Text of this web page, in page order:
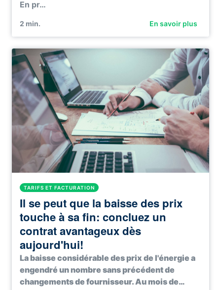
En pr…
2 min. En savoir plus
TARIFS ET FACTURATION
Il se peut que la baisse des prix
touche à sa fin: concluez un
contrat avantageux dès
aujourd'hui!
La baisse considérable des prix de l'énergie a
engendré un nombre sans précédent de
changements de fournisseur. Au mois de…